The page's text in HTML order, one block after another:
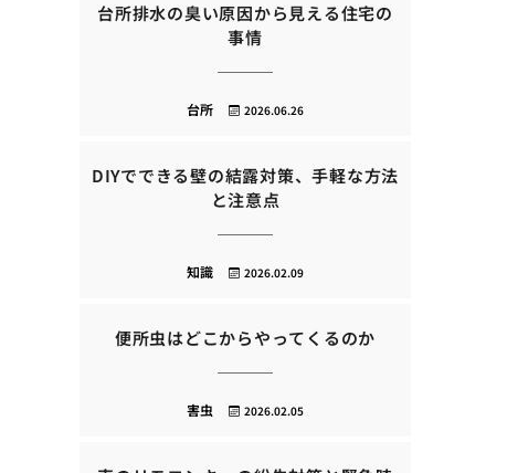
台所排水の臭い原因から見える住宅の
事情
2026.06.26
台所
DIYでできる壁の結露対策、手軽な方法
と注意点
2026.02.09
知識
便所虫はどこからやってくるのか
2026.02.05
害虫